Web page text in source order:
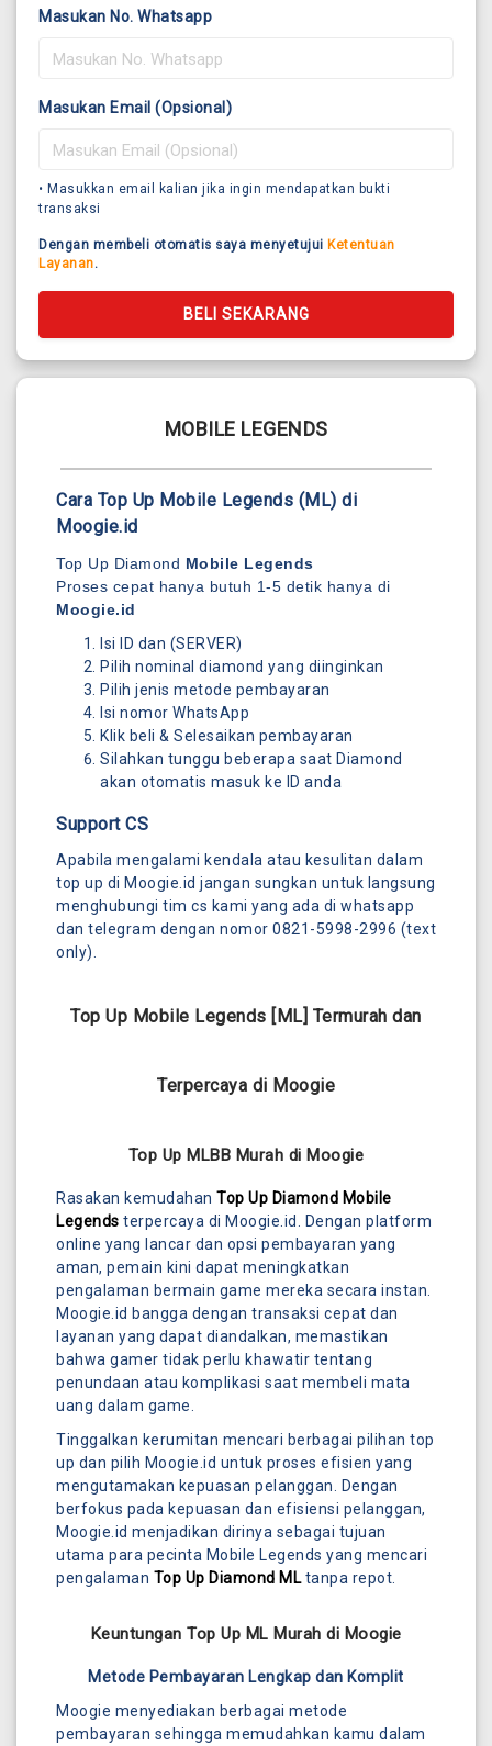
Masukan No. Whatsapp
Masukan Email (Opsional)
• Masukkan email kalian jika ingin mendapatkan bukti
transaksi
Dengan membeli otomatis saya menyetujui Ketentuan
Layanan.
BELI SEKARANG
MOBILE LEGENDS
Cara Top Up Mobile Legends (ML) di
Moogie.id
Top Up Diamond Mobile Legends
Proses cepat hanya butuh 1-5 detik hanya di
Moogie.id
Isi ID dan (SERVER)
Pilih nominal diamond yang diinginkan
Pilih jenis metode pembayaran
Isi nomor WhatsApp
Klik beli & Selesaikan pembayaran
Silahkan tunggu beberapa saat Diamond
akan otomatis masuk ke ID anda
Support CS
Apabila mengalami kendala atau kesulitan dalam
top up di Moogie.id jangan sungkan untuk langsung
menghubungi tim cs kami yang ada di whatsapp
dan telegram dengan nomor 0821-5998-2996 (text
only).
Top Up Mobile Legends [ML] Termurah dan
Terpercaya di Moogie
Top Up MLBB Murah di Moogie
Rasakan kemudahan Top Up Diamond Mobile
Legends terpercaya di Moogie.id. Dengan platform
online yang lancar dan opsi pembayaran yang
aman, pemain kini dapat meningkatkan
pengalaman bermain game mereka secara instan.
Moogie.id bangga dengan transaksi cepat dan
layanan yang dapat diandalkan, memastikan
bahwa gamer tidak perlu khawatir tentang
penundaan atau komplikasi saat membeli mata
uang dalam game.
Tinggalkan kerumitan mencari berbagai pilihan top
up dan pilih Moogie.id untuk proses efisien yang
mengutamakan kepuasan pelanggan. Dengan
berfokus pada kepuasan dan efisiensi pelanggan,
Moogie.id menjadikan dirinya sebagai tujuan
utama para pecinta Mobile Legends yang mencari
pengalaman Top Up Diamond MLtanpa repot.
Keuntungan Top Up ML Murah di Moogie
Metode Pembayaran Lengkap dan Komplit
Moogie menyediakan berbagai metode
pembayaran sehingga memudahkan kamu dalam